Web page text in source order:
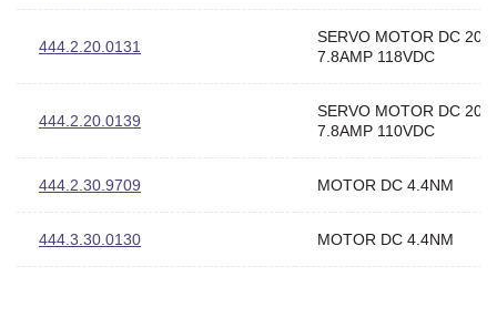
444.2.20.0131
SERVO MOTOR DC
7.8AMP 118VDC
444.2.20.0139
SERVO MOTOR DC
7.8AMP 110VDC
444.2.30.9709 MOTOR DC 4.4NM
444.3.30.0130 MOTOR DC 4.4NM